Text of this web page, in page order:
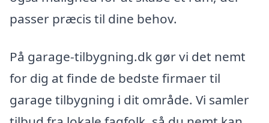
passer præcis til dine behov.
På garage-tilbygning.dk gør vi det nemt
for dig at finde de bedste firmaer til
garage tilbygning i dit område. Vi samler